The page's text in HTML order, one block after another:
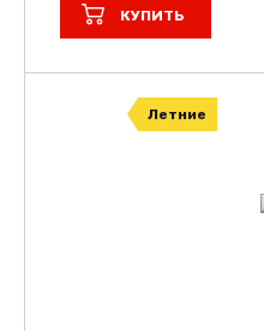
КУПИТЬ
Летние